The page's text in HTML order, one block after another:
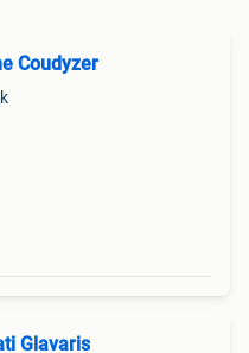
Coudyzer
Glavaris